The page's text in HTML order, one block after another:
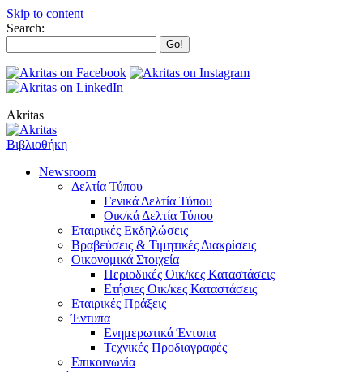
Skip to content
Search:
Akritas
Βιβλιοθήκη
Newsroom
Δελτία Τύπου
Γενικά Δελτία Τύπου
Οικ/κά Δελτία Τύπου
Εταιρικές Εκδηλώσεις
Βραβεύσεις & Τιμητικές Διακρίσεις
Οικονομικά Στοιχεία
Περιοδικές Οικ/κες Καταστάσεις
Ετήσιες Οικ/κες Καταστάσεις
Εταιρικές Πράξεις
Έντυπα
Ενημερωτικά Έντυπα
Τεχνικές Προδιαγραφές
Επικοινωνία